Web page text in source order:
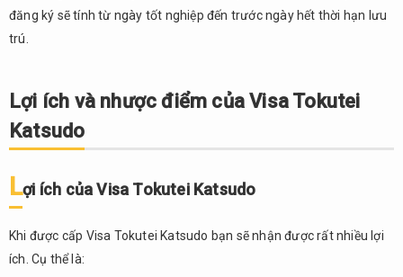
đăng ký sẽ tính từ ngày tốt nghiệp đến trước ngày hết thời hạn lưu
trú.
Lợi ích và nhược điểm của Visa Tokutei
Katsudo
Lợi ích của Visa Tokutei Katsudo
Khi được cấp Visa Tokutei Katsudo bạn sẽ nhận được rất nhiều lợi
ích. Cụ thể là: